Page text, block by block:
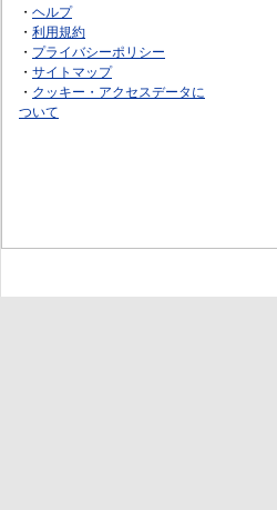
・ ヘルプ
・ 利用規約
・ プライバシーポリシー
・ サイトマップ
・ クッキー・アクセスデータに
ついて